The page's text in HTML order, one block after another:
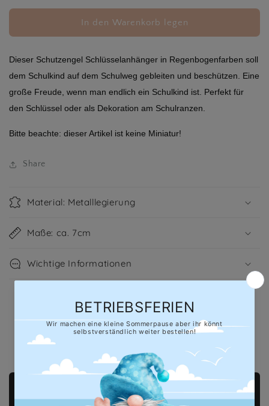
Menge
Schlüsselanhänger
Menge
für
Schlüsselanhänger
In den Warenkorb legen
Dieser Schutzengel Schlüsselanhänger in Regenbogenfarben soll
dem Schulkind auf dem Schulweg gebleiten und beschützen. Eine
große Freude, wenn man endlich ein Schulkind ist. Perfekt für
den Schlüssel oder als Dekoration am Schulranzen.
Bitte beachte: dieser Artikel ist keine Miniatur!
Share
Material: Metalllegierung
Maße: ca. 7cm
Wichtige Informationen
Hersteller gem. GPSR